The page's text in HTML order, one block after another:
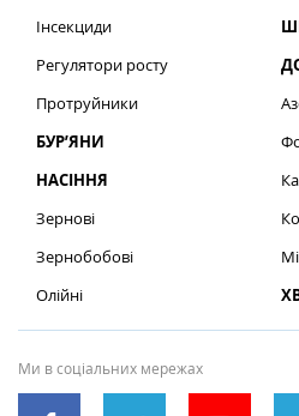
Інсекциди
Регулятори росту
Протруйники
БУР’ЯНИ
НАСІННЯ
Зернові
Зернобобові
Олійні
Ми в соціальних мережах